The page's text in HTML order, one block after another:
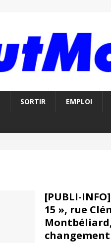
SORTIR EMPLOI
[PUBLI-
15 », rue